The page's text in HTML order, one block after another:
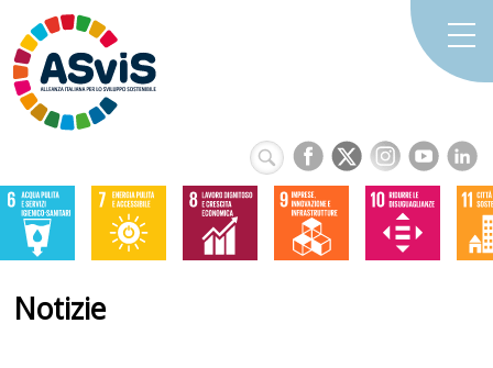
Notizie